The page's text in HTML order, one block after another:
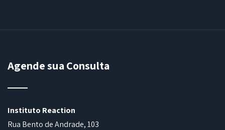
Agende sua Consulta
Instituto Reaction
Rua Bento de Andrade, 103